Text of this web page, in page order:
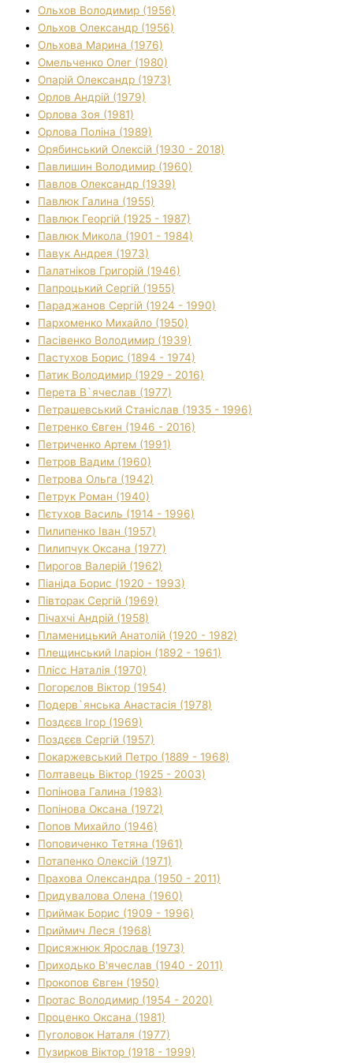
Ольхов Володимир (1956)
Ольхов Олександр (1956)
Ольхова Марина (1976)
Омельченко Олег (1980)
Опарій Олександр (1973)
Орлов Андрій (1979)
Орлова Зоя (1981)
Орлова Поліна (1989)
Орябинський Олексій (1930 - 2018)
Павлишин Володимир (1960)
Павлов Олександр (1939)
Павлюк Галина (1955)
Павлюк Георгій (1925 - 1987)
Павлюк Микола (1901 - 1984)
Павук Андрея (1973)
Палатніков Григорій (1946)
Папроцький Сергій (1955)
Параджанов Сергій (1924 - 1990)
Пархоменко Михайло (1950)
Пасівенко Володимир (1939)
Пастухов Борис (1894 - 1974)
Патик Володимир (1929 - 2016)
Перета В`ячеслав (1977)
Петрашевський Станіслав (1935 - 1996)
Петренко Євген (1946 - 2016)
Петриченко Артем (1991)
Петров Вадим (1960)
Петрова Ольга (1942)
Петрук Роман (1940)
Пєтухов Василь (1914 - 1996)
Пилипенко Іван (1957)
Пилипчук Оксана (1977)
Пирогов Валерій (1962)
Піаніда Борис (1920 - 1993)
Півторак Сергій (1969)
Пічахчі Андрій (1958)
Пламеницький Анатолій (1920 - 1982)
Плещинський Іларіон (1892 - 1961)
Плісс Наталія (1970)
Погорєлов Віктор (1954)
Подерв`янська Анастасія (1978)
Поздєєв Ігор (1969)
Поздєєв Сергій (1957)
Покаржевський Петро (1889 - 1968)
Полтавець Віктор (1925 - 2003)
Попінова Галина (1983)
Попінова Оксана (1972)
Попов Михайло (1946)
Поповиченко Тетяна (1961)
Потапенко Олексій (1971)
Прахова Олександра (1950 - 2011)
Придувалова Олена (1960)
Приймак Борис (1909 - 1996)
Приймич Леся (1968)
Присяжнюк Ярослав (1973)
Приходько В'ячеслав (1940 - 2011)
Прокопов Євген (1950)
Протас Володимир (1954 - 2020)
Проценко Оксана (1981)
Пуголовок Наталя (1977)
Пузирков Віктор (1918 - 1999)